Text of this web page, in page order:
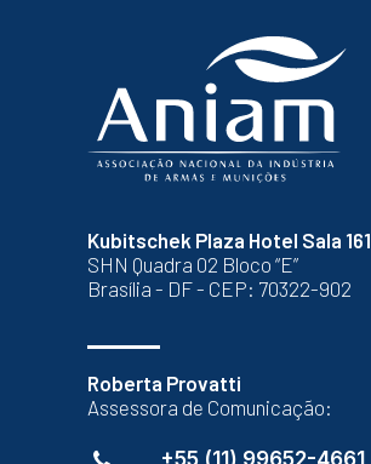
Kubitschek Plaza Hotel Sala 161
SHN Quadra 02 Bloco “E”
Brasília - DF - CEP: 70322-902
Roberta Provatti
Assessora de Comunicação:
+55 (11) 99652-4661